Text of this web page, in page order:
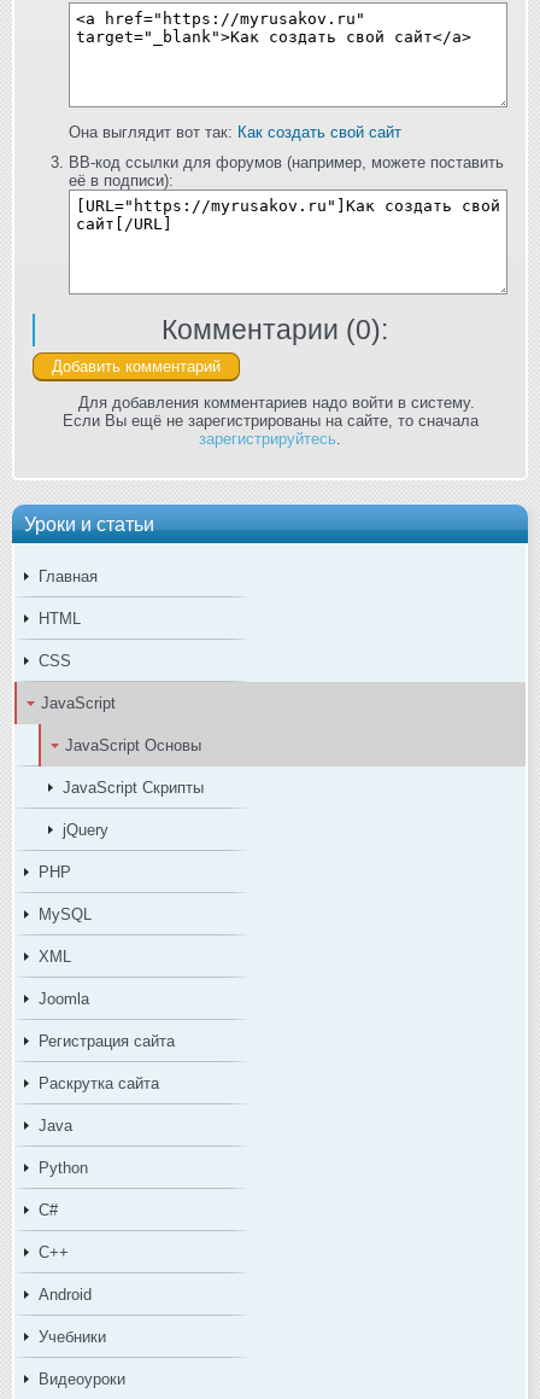
Уроки и статьи
Главная
HTML
CSS
JavaScript
JavaScript Основы
JavaScript Скрипты
jQuery
PHP
MySQL
XML
Joomla
Регистрация сайта
Раскрутка сайта
Java
Python
C#
C++
Android
Учебники
Видеоуроки
Она выглядит вот так: Как создать свой сайт
BB-код ссылки для форумов (например, можете поставить
её в подписи):
Комментарии (0):
Для добавления комментариев надо войти в систему.
Если Вы ещё не зарегистрированы на сайте, то сначала
зарегистрируйтесь.